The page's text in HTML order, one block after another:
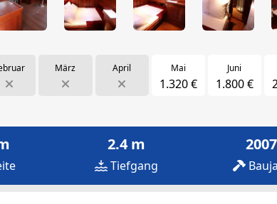
März April Mai
1.320 €
Juni
1.800 €
2.4 m
Tiefgang
2007